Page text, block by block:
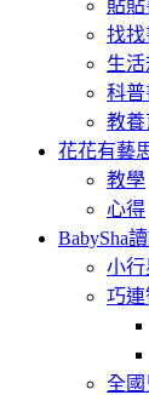
貼
找找
生
科普
教
花花有藝
教學
心得
BabySha
小
巧連
全國